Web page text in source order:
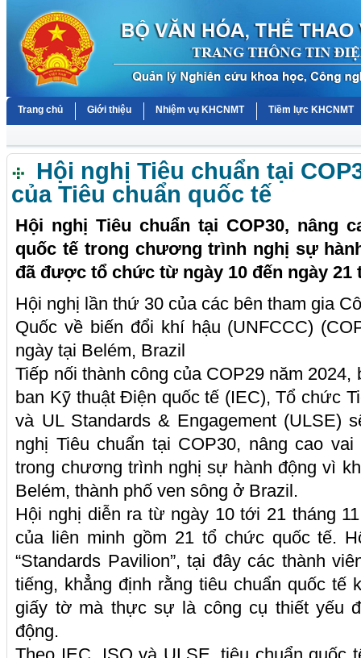
Trang chủ Giới thiệu Nhiệm vụ KHCNMT Tiềm lực KHCNMT
Hội nghị Tiêu chuẩn tại
của Tiêu chuẩn quốc tế
Hội nghị Tiêu chuẩn tại COP30, nâng
quốc tế trong chương trình nghị sự
đã được tổ chức từ ngày 10 đến ngày 21
Hội nghị lần thứ 30 của các bên tham gia
Quốc về biến đổi khí hậu (UNFCCC)
ngày tại Belém, Brazil
Tiếp nối thành công của COP29 năm
ban Kỹ thuật Điện quốc tế (IEC), Tổ chức
và UL Standards & Engagement (ULSE)
nghị Tiêu chuẩn tại COP30, nâng cao
trong chương trình nghị sự hành động vì
Belém, thành phố ven sông ở Brazil.
Hội nghị diễn ra từ ngày 10 tới 21 tháng
của liên minh gồm 21 tổ chức quốc tế.
“Standards Pavilion”, tại đây các thành
tiếng, khẳng định rằng tiêu chuẩn quốc tế
giấy tờ mà thực sự là công cụ thiết yếu
động.